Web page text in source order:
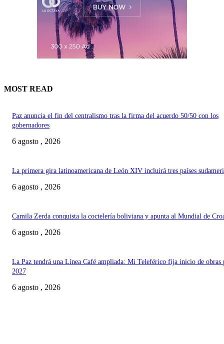
MOST READ
Paz anuncia el fin del centralismo tras la firma del acuerdo 50/50 con los
gobernadores
6 agosto , 2026
La primera gira latinoamericana de León XIV incluirá tres países
6 agosto , 2026
Camila Zerda conquista la coctelería boliviana y apunta al Mundial de
6 agosto , 2026
La Paz tendrá una Línea Café ampliada: Mi Teleférico fija inicio de obras
2027
6 agosto , 2026